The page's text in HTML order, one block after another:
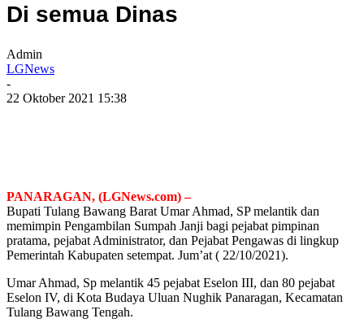
Di semua Dinas
Admin
LGNews
-
22 Oktober 2021 15:38
PANARAGAN, (LGNews.com) –
Bupati Tulang Bawang Barat Umar Ahmad, SP melantik dan
memimpin Pengambilan Sumpah Janji bagi pejabat pimpinan
pratama, pejabat Administrator, dan Pejabat Pengawas di lingkup
Pemerintah Kabupaten setempat. Jum’at ( 22/10/2021).
Umar Ahmad, Sp melantik 45 pejabat Eselon III, dan 80 pejabat
Eselon IV, di Kota Budaya Uluan Nughik Panaragan, Kecamatan
Tulang Bawang Tengah.